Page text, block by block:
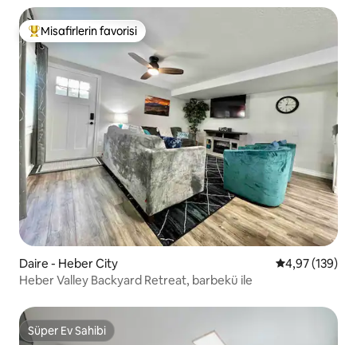
Misafirlerin favorilerinden en beğenilenler arasında
Misafirlerin favorisi
Daire - Heber City 5 üzerinden
4,97 (139)
Heber Valley Backyard Retreat, barbekü ile
Süper Ev Sahibi
Süper Ev Sahibi